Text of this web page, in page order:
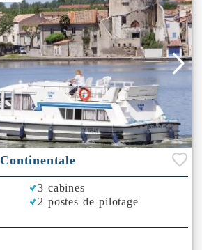
Continentale
3 cabines
2 postes de pilotage